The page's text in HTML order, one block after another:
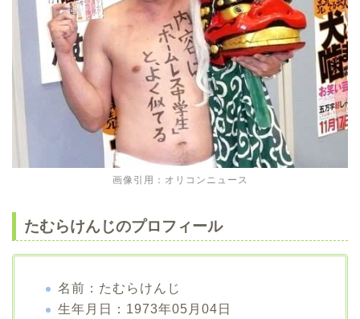
画像引用：オリコンニュース
たむらけんじのプロフィール
名前：たむらけんじ
生年月日：1973年05月04日